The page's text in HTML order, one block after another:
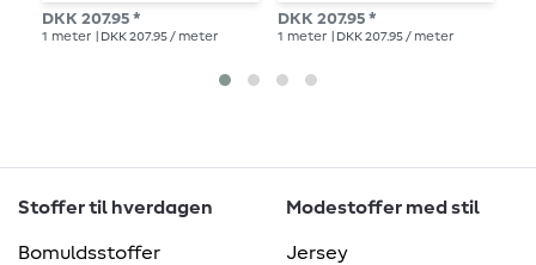
DKK 207.95 *
1 meter | DKK 207.95 / meter
Bloomorama Lyseblå
DKK 207.95 *
1 meter | DKK 207.95 / meter
Stoffer til hverdagen
Bomuldsstoffer
Modestoffer med stil
Jersey